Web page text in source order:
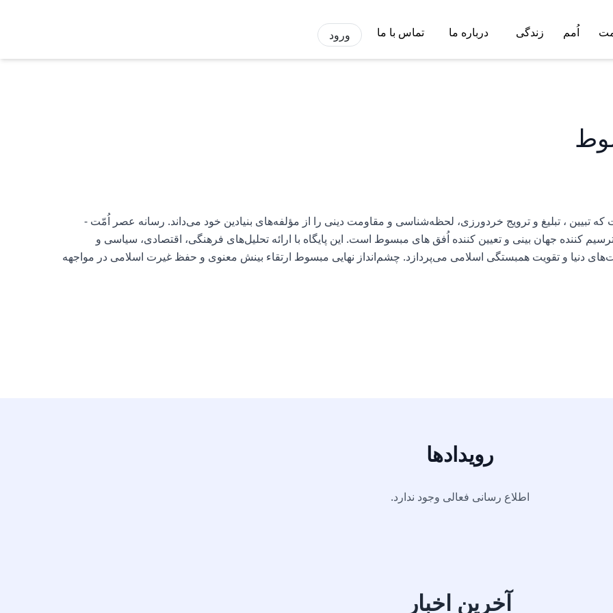
اُمم زندگی درباره ما تماس با ما ورود
تبیین ، تبلیغ و ترویج خردورزی، لحظه‌شناسی و مقاومت دینی را از مؤلفه‌های بنیادین خود می‌داند. رسانه عصر اُمّت -
کننده جهان بینی و تعیین کننده اُفق های مبسوط است. این پایگاه با ارائه تحلیل‌های فرهنگی، اقتصادی، سیاسی و
دنیا و تقویت همبستگی اسلامی می‌پردازد. چشم‌انداز نهایی مبسوط ارتقاء بینش معنوی و حفظ غیرت اسلامی در مواجهه
رویدادها
اطلاع رسانی فعالی وجود ندارد.
آخرین اخبار